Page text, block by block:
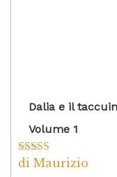
Dalia e il
Volume 1
Valutato4
di Maurizio